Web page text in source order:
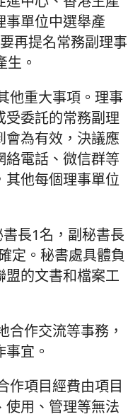
事單位中選舉產
再提名常務副理事
。
他重大事項。理事
受委託的常務副理
為有效，決議應
絡電話、微信群等
他每個理事單位
長1名，副秘書長
定。秘書處具體負
的文書和檔案工
作交流等事務，
宜。
作項目經費由項目
用、管理等無法